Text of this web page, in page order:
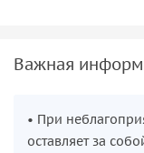
Важная
• При
оставляет за